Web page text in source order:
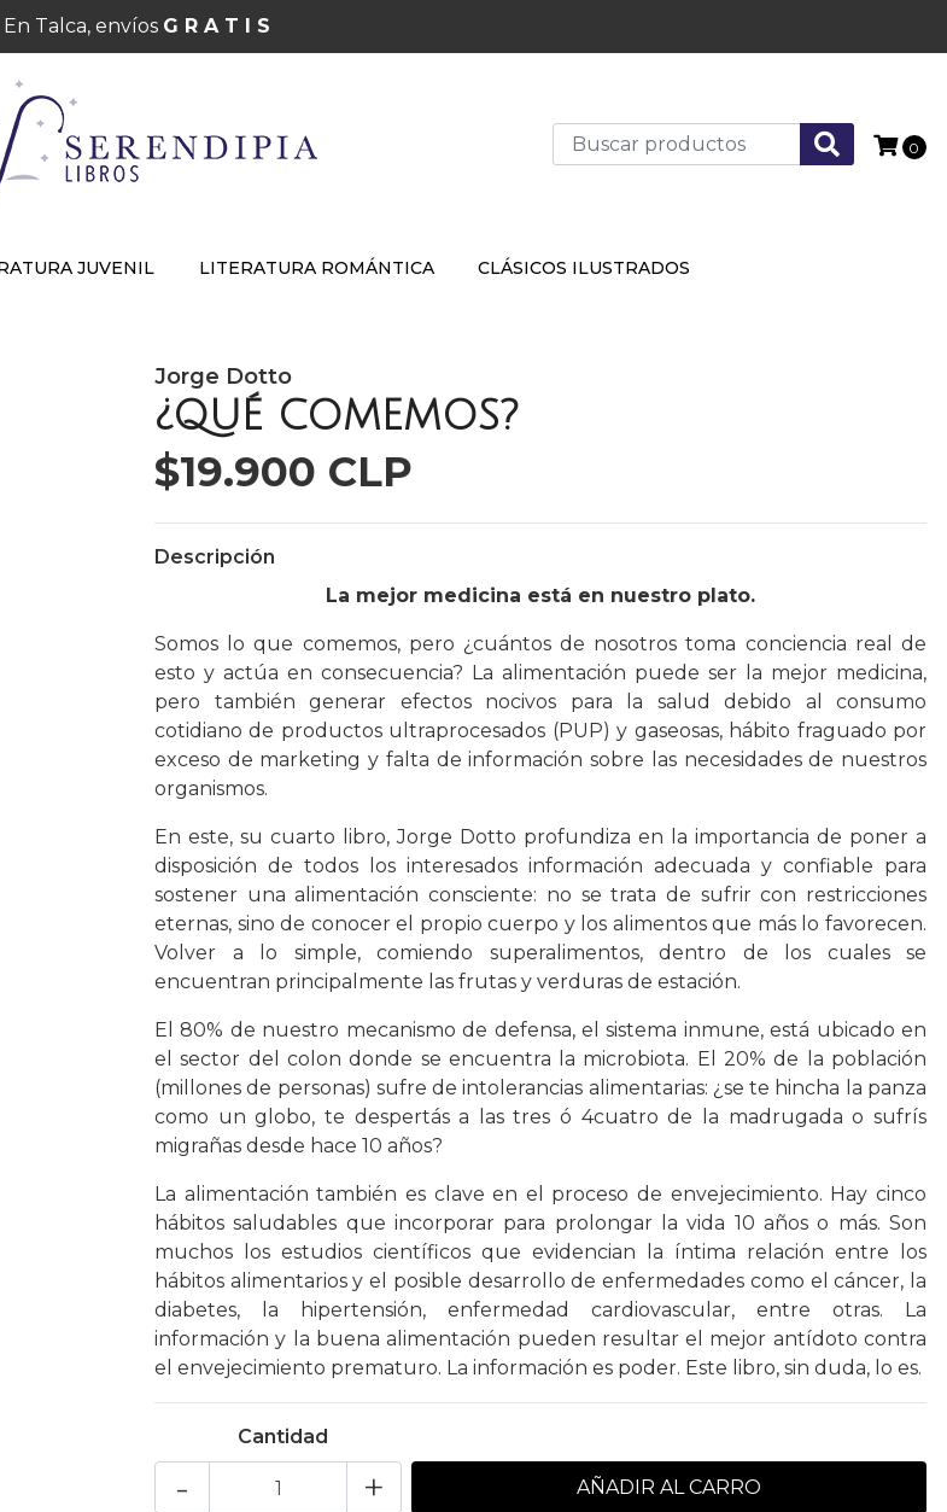
En Talca, envíos G R A T I S
0
JUVENIL LITERATURA ROMÁNTICA CLÁSICOS ILUSTRADOS
Jorge Dotto
¿QUÉ COMEMOS?
$19.900 CLP
Descripción
La mejor medicina está en nuestro plato.
Somos lo que comemos, pero ¿cuántos de nosotros toma conciencia real de
esto y actúa en consecuencia? La alimentación puede ser la mejor medicina,
pero también generar efectos nocivos para la salud debido al consumo
cotidiano de productos ultraprocesados (PUP) y gaseosas, hábito fraguado por
exceso de marketing y falta de información sobre las necesidades de nuestros
organismos.
En este, su cuarto libro, Jorge Dotto profundiza en la importancia de poner a
disposición de todos los interesados información adecuada y confiable para
sostener una alimentación consciente: no se trata de sufrir con restricciones
eternas, sino de conocer el propio cuerpo y los alimentos que más lo favorecen.
Volver a lo simple, comiendo superalimentos, dentro de los cuales se
encuentran principalmente las frutas y verduras de estación.
El 80% de nuestro mecanismo de defensa, el sistema inmune, está ubicado en
el sector del colon donde se encuentra la microbiota. El 20% de la población
(millones de personas) sufre de intolerancias alimentarias: ¿se te hincha la panza
como un globo, te despertás a las tres ó 4cuatro de la madrugada o sufrís
migrañas desde hace 10 años?
La alimentación también es clave en el proceso de envejecimiento. Hay cinco
hábitos saludables que incorporar para prolongar la vida 10 años o más. Son
muchos los estudios científicos que evidencian la íntima relación entre los
hábitos alimentarios y el posible desarrollo de enfermedades como el cáncer, la
diabetes, la hipertensión, enfermedad cardiovascular, entre otras. La
información y la buena alimentación pueden resultar el mejor antídoto contra
el envejecimiento prematuro. La información es poder. Este libro, sin duda, lo es.
Cantidad
- +